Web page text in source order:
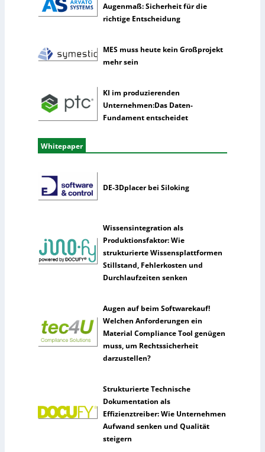
i
g
z
Augenmaß: Sicherheit für die
richtige Entscheidung
MES muss heute kein Großprojekt
mehr sein
KI im produzierenden
Unternehmen:Das Daten-
Fundament entscheidet
Whitepaper
DE-3Dplacer bei Siloking
Wissensintegration als
Produktionsfaktor: Wie
strukturierte Wissensplattformen
Stillstand, Fehlerkosten und
Durchlaufzeiten senken
Augen auf beim Softwarekauf!
Welchen Anforderungen ein
Material Compliance Tool genügen
muss, um Rechtssicherheit
darzustellen?
Strukturierte Technische
Dokumentation als
Effizienztreiber: Wie Unternehmen
Aufwand senken und Qualität
steigern